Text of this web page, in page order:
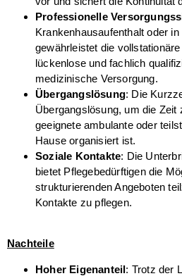
Professionelle
Krankenhausaufenthalt oder
gewährleistet die
lückenlose und fachlich
medizinische Versorgung.
Übergangslösung: Die
Übergangslösung, um die Zeit
geeignete ambulante oder
Hause organisiert ist.
Soziale Kontakte: Die
bietet Pflegebedürftigen die
strukturierenden Angeboten
Kontakte zu pflegen.
Nachteile
Hoher Eigenanteil: Trotz der